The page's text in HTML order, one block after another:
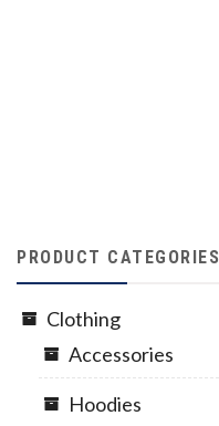
PRODUCT CATEGORIES
Clothing
Accessories
Hoodies